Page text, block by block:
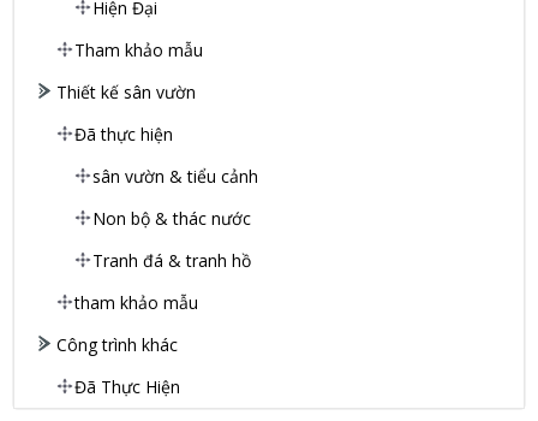
Hiện Đại
Tham khảo mẫu
Thiết kế sân vườn
Đã thực hiện
sân vườn & tiểu cảnh
Non bộ & thác nước
Tranh đá & tranh hồ
tham khảo mẫu
Công trình khác
Đã Thực Hiện